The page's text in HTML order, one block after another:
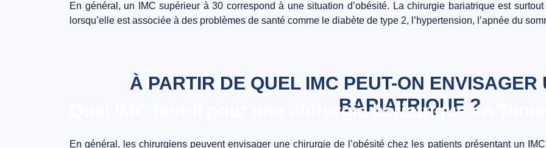
Quel IMC faut-il pour une chirurgie bariatrique en
En général, un IMC supérieur à 30 correspond à une situation d’obésité. La chirurgie bariatrique est
lorsqu’elle est associée à des problèmes de santé comme le diabète de type 2, l’hypertension, l’apnée du
À PARTIR DE QUEL IMC PEUT-ON ENVISAGER
BARIATRIQUE ?
En général, les chirurgiens peuvent envisager une chirurgie de l’obésité chez les patients présentant un